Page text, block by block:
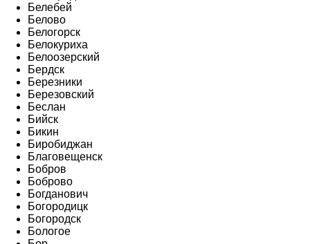
Белебей
Белово
Белогорск
Белокуриха
Белоозерский
Бердск
Березники
Березовский
Беслан
Бийск
Бикин
Биробиджан
Благовещенск
Бобров
Боброво
Богданович
Богородицк
Богородск
Бологое